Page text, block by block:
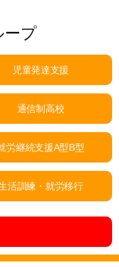
ープ
児童発達支援
通信制高校
労継続支援A型B型
活訓練・就労移行